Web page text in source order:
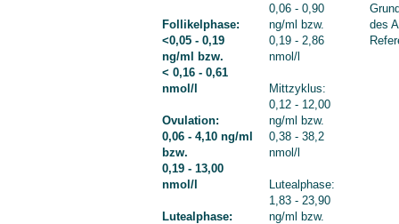
Follikelphase:
<0,05 - 0,19
ng/ml bzw.
< 0,16 - 0,61
nmol/l
Ovulation:
0,06 - 4,10 ng/ml
bzw.
0,19 - 13,00
nmol/l
Lutealphase:
0,06 - 0,90
ng/ml bzw.
0,19 - 2,86
nmol/l
Mittzyklus:
0,12 - 12,00
ng/ml bzw.
0,38 - 38,2
nmol/l
Lutealphase:
1,83 - 23,90
ng/ml bzw.
des